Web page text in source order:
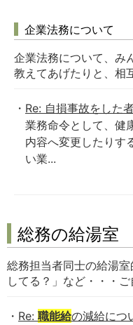
企業法務について
企業法務について、み
教えてあげたりと、相
Re: 自損事故をした
業務命令として、健
内容へ変更したりす
い業...
総務の給湯室
総務担当者同士の給湯
してる？」など・・・ご
Re: 職能給の減給につ